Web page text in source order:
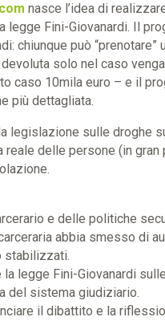
nasce l’idea di
legge Fini-Giovanardi. Il
chiunque può “prenotare”
solo nel caso
caso 10mila euro – e il
più dettagliata.
legislazione sulle droghe
delle persone (in gran
e delle politiche
abbia smesso di
stabilizzati.
legge Fini-Giovanardi
del sistema giudiziario.
il dibattito e la